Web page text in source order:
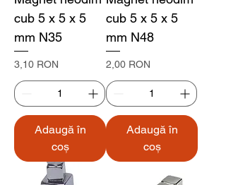
cub 5 x 5 x 5
mm N35
Preț
3,10 RON
Adaugă în
coș
cub 5 x 5 x 5
mm N48
Preț
2,00 RON
Adaugă în
coș